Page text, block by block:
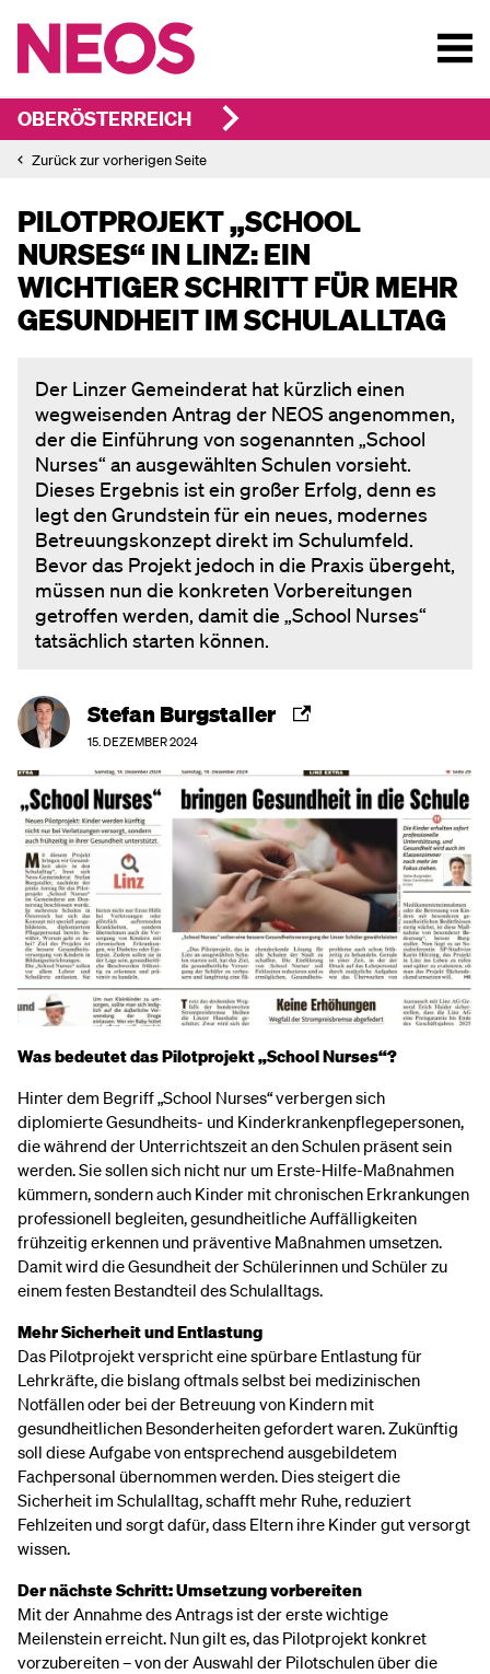
OBERÖSTERREICH
Zurück zur vorherigen Seite
PILOTPROJEKT „SCHOOL
NURSES“ IN LINZ: EIN
WICHTIGER SCHRITT FÜR MEHR
GESUNDHEIT IM SCHULALLTAG
Der Linzer Gemeinderat hat kürzlich einen
wegweisenden Antrag der NEOS angenommen,
der die Einführung von sogenannten „School
Nurses“ an ausgewählten Schulen vorsieht.
Dieses Ergebnis ist ein großer Erfolg, denn es
legt den Grundstein für ein neues, modernes
Betreuungskonzept direkt im Schulumfeld.
Bevor das Projekt jedoch in die Praxis übergeht,
müssen nun die konkreten Vorbereitungen
getroffen werden, damit die „School Nurses“
tatsächlich starten können.
Stefan Burgstaller
15. DEZEMBER 2024
Was bedeutet das Pilotprojekt „School Nurses“?
Hinter dem Begriff „School Nurses“ verbergen sich
diplomierte Gesundheits- und Kinderkrankenpflegepersonen,
die während der Unterrichtszeit an den Schulen präsent sein
werden. Sie sollen sich nicht nur um Erste-Hilfe-Maßnahmen
kümmern, sondern auch Kinder mit chronischen Erkrankungen
professionell begleiten, gesundheitliche Auffälligkeiten
frühzeitig erkennen und präventive Maßnahmen umsetzen.
Damit wird die Gesundheit der Schülerinnen und Schüler zu
einem festen Bestandteil des Schulalltags.
Mehr Sicherheit und Entlastung
Das Pilotprojekt verspricht eine spürbare Entlastung für
Lehrkräfte, die bislang oftmals selbst bei medizinischen
Notfällen oder bei der Betreuung von Kindern mit
gesundheitlichen Besonderheiten gefordert waren. Zukünftig
soll diese Aufgabe von entsprechend ausgebildetem
Fachpersonal übernommen werden. Dies steigert die
Sicherheit im Schulalltag, schafft mehr Ruhe, reduziert
Fehlzeiten und sorgt dafür, dass Eltern ihre Kinder gut versorgt
wissen.
Der nächste Schritt: Umsetzung vorbereiten
Mit der Annahme des Antrags ist der erste wichtige
Meilenstein erreicht. Nun gilt es, das Pilotprojekt konkret
vorzubereiten – von der Auswahl der Pilotschulen über die